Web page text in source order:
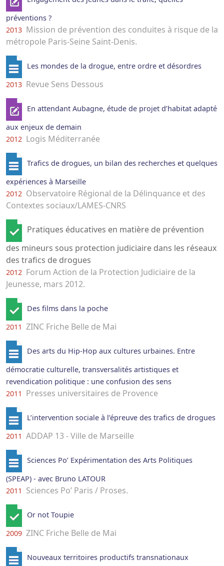
préventions ?
2013 Mission de prévention des conduites à risque de la
métropole Paris-Seine Saint-Denis.
Les mondes de la drogue, entre ordre et désordres
2013 Revue Sens Dessous
En attendant Aubagne, étude de projet d’habitat adapté
aux enjeux de demain
2012 Logis Méditerranée
Trafics de drogues, un bilan des recherches et quelques
expériences à Marseille
2012 Observatoire Régional de la Délinquance et des
Contextes sociaux/LAMES-CNRS
Pratiques éducatives en matière de prévention
des mineurs sous protection judiciaire dans les réseaux
des trafics de drogues
2012 Forum Action de la Protection Judiciaire de la
Jeunesse, mars 2012.
Des films dans la poche
2011 ZINC Friche Belle de Mai
Des arts du Hip-Hop aux cultures urbaines. Entre
démocratie culturelle, transversalités artistiques et
revendication politique : une confusion des sens
2011 Presses universitaires de Provence
L’intervention sociale à l’épreuve des trafics de drogues
2011 ADDAP 13 - Ville de Marseille
Sciences Po’ Expérimentation des Arts Politiques
(SPEAP) - avec Bruno LATOUR
2011 Sciences Po’ Paris / Proses.
Or not Toupie
2009 ZINC Friche Belle de Mai
Nouveaux territoires productifs transnationaux